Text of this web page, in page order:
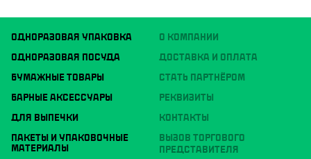
ОДНОРАЗОВАЯ УПАКОВКА
ОДНОРАЗОВАЯ ПОСУДА
БУМАЖНЫЕ ТОВАРЫ
БАРНЫЕ АКСЕССУАРЫ
ДЛЯ ВЫПЕЧКИ
ПАКЕТЫ И УПАКОВОЧНЫЕ
МАТЕРИАЛЫ
О КОМПАНИИ
ДОСТАВКА И ОПЛАТА
СТАТЬ ПАРТНЁРОМ
РЕКВИЗИТЫ
КОНТАКТЫ
ВЫЗОВ ТОРГОВОГО
ПРЕДСТАВИТЕЛЯ